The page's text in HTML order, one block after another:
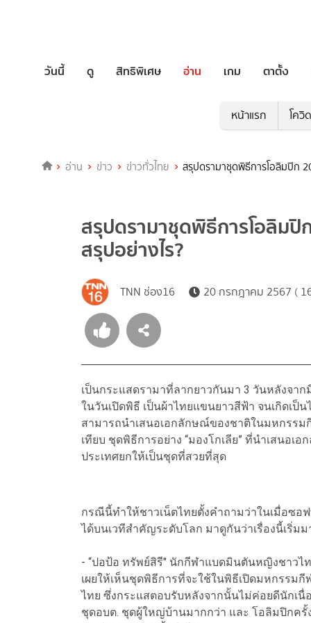
วันนี้ ดู สิทธิพิเศษ อ่าน เกม ตาตั้ง
หน้าแรก โควิ
อ่าน ข่าว ข่าวทั่วไทย สรุปดรามาชุดพิธีการโอลิมปิก
สรุปดรามาชุดพิธีการโอลิมปิ
สรุปอย่างไร?
TNN ช่อง16 20 กรกฎาคม 2567 (
เป็นกระแสดรามาที่ลากยาวกันมา 3 วันหลังจา
ในวันเปิดพิธี เป็นผ้าไทยแขนยาวสีฟ้า จนเกิดเ
สามารถนำเสนอเอกลักษณ์ของชาติในมหกรร
เทียบ ชุดพิธีการอย่าง “มองโกเลีย” ที่นำเสนอ
ประเทศยกให้เป็นชุดที่สวยที่สุด
กรณีนี้ทำให้ชาวเน็ตไทยตั้งคำถามว่าในเมื่อซอฟ
ได้บนเวทีสำคัญระดับโลก มาดูกันว่าเรื่องนี้เริ่ม
- “ปอป้อ ทรัพย์สิรี" นักกีฬาแบดมินตันหญิงชาวไ
เผยให้เห็นชุดพิธีการที่จะใช้ในพิธีเปิดมหกรรม
ไทย ซึ่งกระแสตอบรับหลังจากนั้นไม่ค่อยดีนักเ
ชุดอบต. ชุดผู้ใหญ่บ้านมากกว่า และ โอลิมปิกครั้